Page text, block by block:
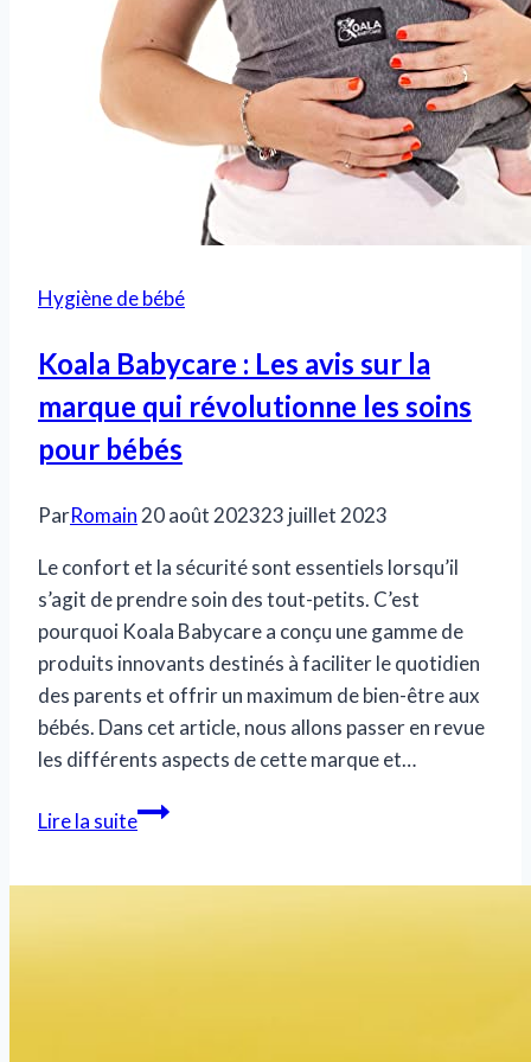
Hygiène de bébé
Koala Babycare : Les avis sur la
marque qui révolutionne les soins
pour bébés
ParRomain 20 août 202323 juillet 2023
Le confort et la sécurité sont essentiels lorsqu’il
s’agit de prendre soin des tout-petits. C’est
pourquoi Koala Babycare a conçu une gamme de
produits innovants destinés à faciliter le quotidien
des parents et offrir un maximum de bien-être aux
bébés. Dans cet article, nous allons passer en revue
les différents aspects de cette marque et…
Lire la suiteKoala